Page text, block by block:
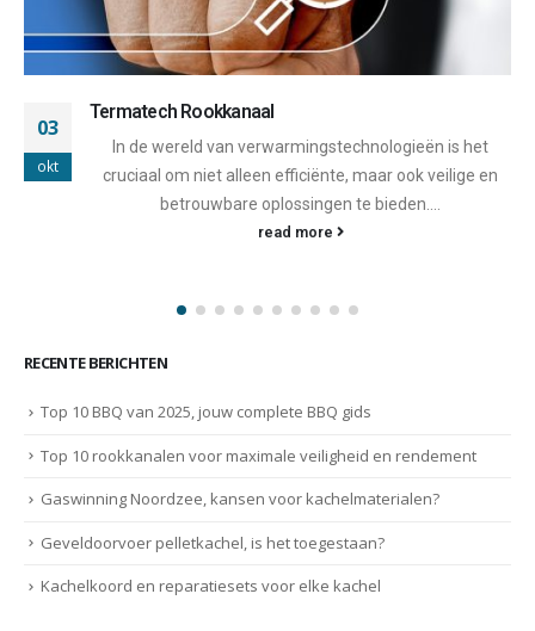
03
okt
Stabile Rookkanaal
Stabile is een toonaangevende fabrikant van
rookkanalen en ventilatiesystemen, met een rijke
geschiedenis die teruggaat tot de oprichting in 1969....
read more
RECENTE BERICHTEN
Top 10 BBQ van 2025, jouw complete BBQ gids
Top 10 rookkanalen voor maximale veiligheid en rendement
Gaswinning Noordzee, kansen voor kachelmaterialen?
Geveldoorvoer pelletkachel, is het toegestaan?
Kachelkoord en reparatiesets voor elke kachel